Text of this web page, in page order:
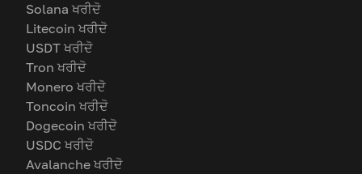
Solana ਖਰੀਦੋ
Litecoin ਖਰੀਦੋ
USDT ਖਰੀਦੋ
Tron ਖਰੀਦੋ
Monero ਖਰੀਦੋ
Toncoin ਖਰੀਦੋ
Dogecoin ਖਰੀਦੋ
USDC ਖਰੀਦੋ
Avalanche ਖਰੀਦੋ